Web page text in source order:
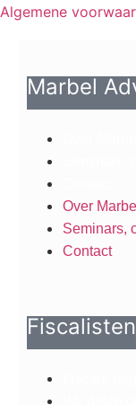
Algemene
Marbel
Over
Seminars,
Contact
Fiscalisten